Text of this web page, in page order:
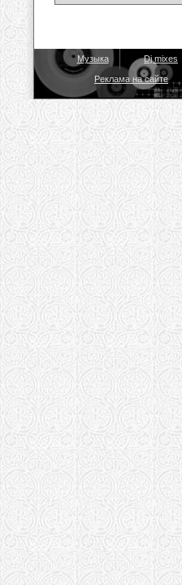
Музыка Dj mixes
Реклама на сайте